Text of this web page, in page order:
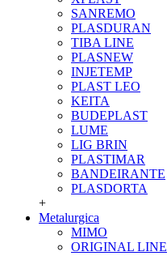
SANREMO
PLASDURAN
TIBA LINE
PLASNEW
INJETEMP
PLAST LEO
KEITA
BUDEPLAST
LUME
LIG BRIN
PLASTIMAR
BANDEIRANTE
PLASDORTA
+
Metalurgica
MIMO
ORIGINAL LINE